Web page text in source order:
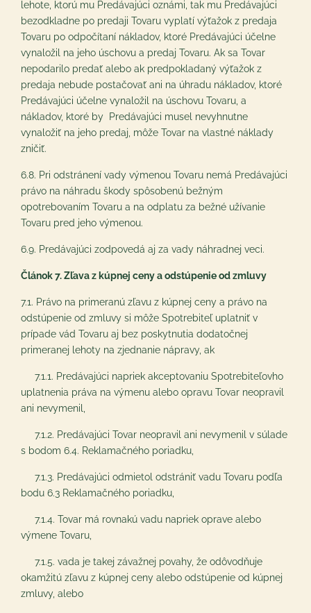
lehote, ktorú mu Predávajúci oznámi, tak mu Predávajúci
bezodkladne po predaji Tovaru vyplatí výťažok z predaja
Tovaru po odpočítaní nákladov, ktoré Predávajúci účelne
vynaložil na jeho úschovu a predaj Tovaru. Ak sa Tovar
nepodarilo predať alebo ak predpokladaný výťažok z
predaja nebude postačovať ani na úhradu nákladov, ktoré
Predávajúci účelne vynaložil na úschovu Tovaru, a
nákladov, ktoré by Predávajúci musel nevyhnutne
vynaložiť na jeho predaj, môže Tovar na vlastné náklady
zničiť.
6.8. Pri odstránení vady výmenou Tovaru nemá Predávajúci
právo na náhradu škody spôsobenú bežným
opotrebovaním Tovaru a na odplatu za bežné užívanie
Tovaru pred jeho výmenou.
6.9. Predávajúci zodpovedá aj za vady náhradnej veci.
Článok 7. Zľava z kúpnej ceny a odstúpenie od zmluvy
7.1. Právo na primeranú zľavu z kúpnej ceny a právo na
odstúpenie od zmluvy si môže Spotrebiteľ uplatniť v
prípade vád Tovaru aj bez poskytnutia dodatočnej
primeranej lehoty na zjednanie nápravy, ak
7.1.1. Predávajúci napriek akceptovaniu Spotrebiteľovho
uplatnenia práva na výmenu alebo opravu Tovar neopravil
ani nevymenil,
7.1.2. Predávajúci Tovar neopravil ani nevymenil v súlade
s bodom ‎6.4. Reklamačného poriadku,
7.1.3. Predávajúci odmietol odstrániť vadu Tovaru podľa
bodu ‎6.3 Reklamačného poriadku,
7.1.4. Tovar má rovnakú vadu napriek oprave alebo
výmene Tovaru,
7.1.5. vada je takej závažnej povahy, že odôvodňuje
okamžitú zľavu z kúpnej ceny alebo odstúpenie od kúpnej
zmluvy, alebo